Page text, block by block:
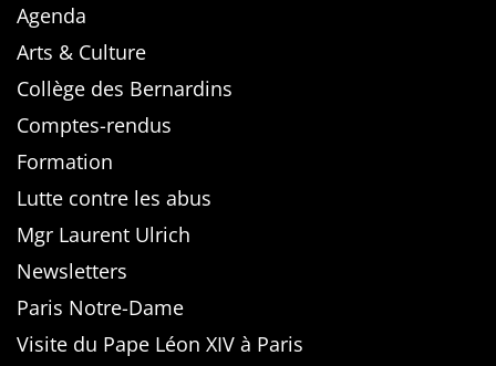
Agenda
Arts & Culture
Collège des Bernardins
Comptes-rendus
Formation
Lutte contre les abus
Mgr Laurent Ulrich
Newsletters
Paris Notre-Dame
Visite du Pape Léon XIV à Paris